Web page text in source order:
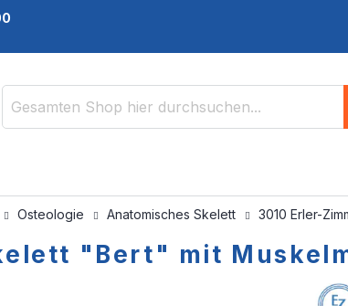
Osteologie Anatomisches Skelett 3010 Erler-
"Bert" mit